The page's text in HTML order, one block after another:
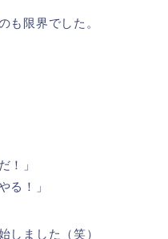
も限界でした。
！」
る！」
しました（笑）